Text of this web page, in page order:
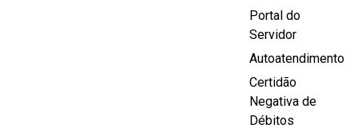
Portal do
Servidor
Autoatendimento
Certidão
Negativa de
Débitos